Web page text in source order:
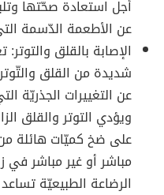
أجل استعادة صحّتها
عن الأطعمة الدّسمة
الإصابة بالقلق
شديدة من القلق والتّوتر
عن التغييرات الجذريّة
ويؤدي التوتر والقلق
على ضخ كميّات هائلة
مباشر أو غير مباشر في
الرضاعة الطبيعيّة